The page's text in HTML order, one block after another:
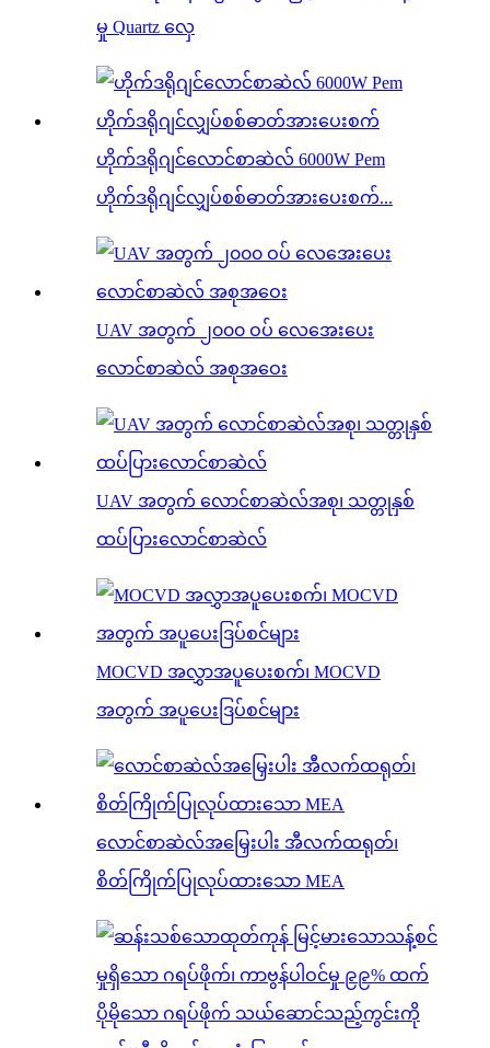
မှု Quartz လှေ
ဟိုက်ဒရိုဂျင်လောင်စာဆဲလ် 6000W Pem
ဟိုက်ဒရိုဂျင်လျှပ်စစ်ဓာတ်အားပေးစက်...
UAV အတွက် ၂၀၀၀ ဝပ် လေအေးပေး
လောင်စာဆဲလ် အစုအဝေး
UAV အတွက် လောင်စာဆဲလ်အစု၊ သတ္တုနှစ်
ထပ်ပြားလောင်စာဆဲလ်
MOCVD အလွှာအပူပေးစက်၊ MOCVD
အတွက် အပူပေးဒြပ်စင်များ
လောင်စာဆဲလ်အမြှေးပါး အီလက်ထရုတ်၊
စိတ်ကြိုက်ပြုလုပ်ထားသော MEA